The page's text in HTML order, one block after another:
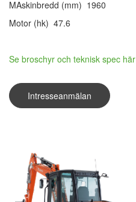
MAskinbredd (mm) 1960
Motor (hk) 47.6
Se broschyr och teknisk spec här
Intresseanmälan